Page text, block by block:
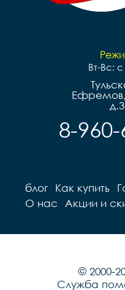
Вт-Вс: с
8-
блог Как купить
О нас
Акции и
© 2000-
Служба